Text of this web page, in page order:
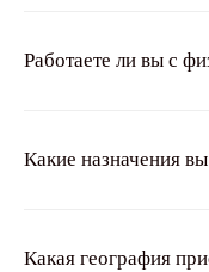
Работаете ли вы с
Какие назначения
Какая география